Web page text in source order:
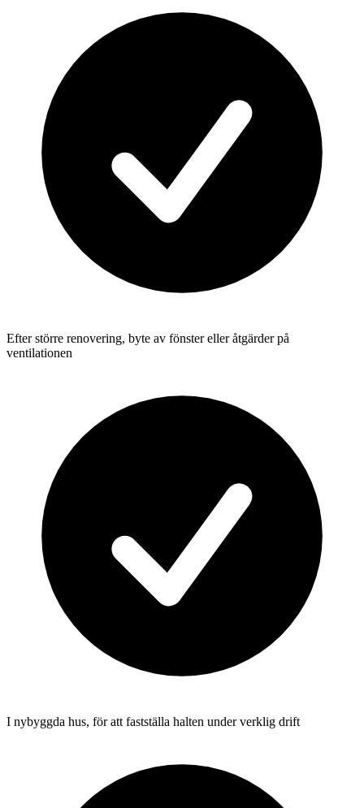
Efter större renovering, byte av fönster eller åtgärder på
ventilationen
I nybyggda hus, för att fastställa halten under verklig drift